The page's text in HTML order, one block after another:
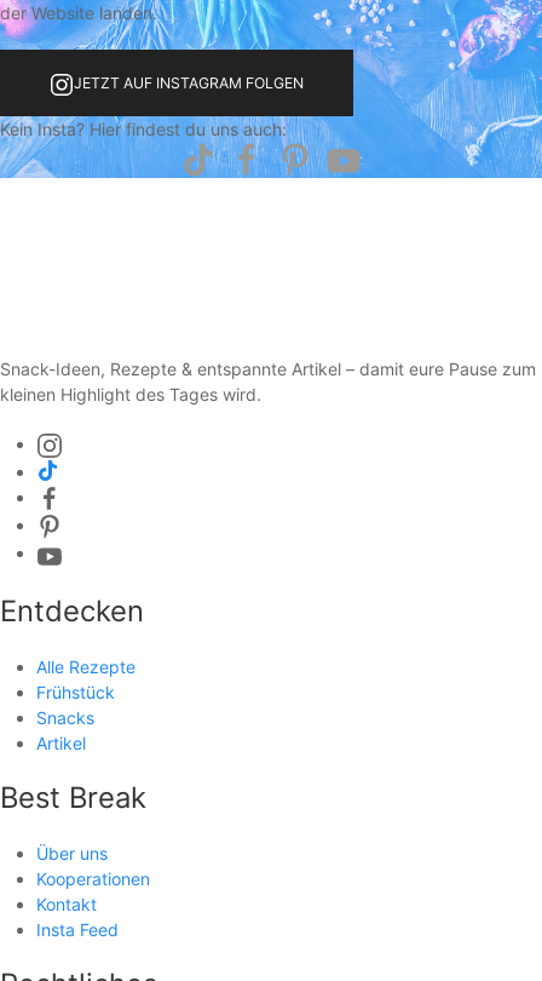
der Website landen.
JETZT AUF INSTAGRAM FOLGEN
Kein Insta? Hier findest du uns auch:
Snack-Ideen, Rezepte & entspannte Artikel – damit eure Pause zum
kleinen Highlight des Tages wird.
Entdecken
Alle Rezepte
Frühstück
Snacks
Artikel
Best Break
Über uns
Kooperationen
Kontakt
Insta Feed